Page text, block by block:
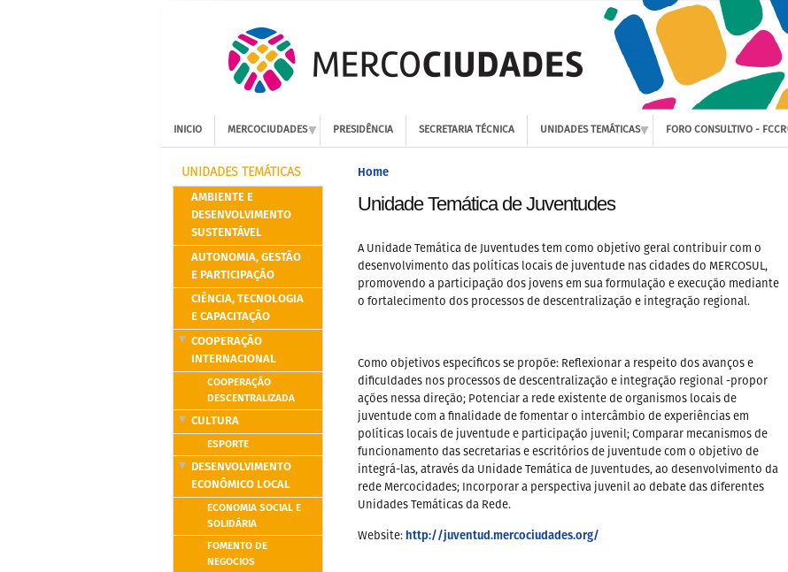
INICIO MERCOCIUDADES PRESIDÊNCIA SECRETARIA TÉCNICA UNIDADES TEMÁTICAS FORO CONSULTIVO - FCCR
UNIDADES TEMÁTICAS
AMBIENTE E
DESENVOLVIMENTO
SUSTENTÁVEL
AUTONOMIA, GESTÃO
E PARTICIPAÇÃO
CIÊNCIA, TECNOLOGIA
E CAPACITAÇÃO
COOPERAÇÃO
INTERNACIONAL
COOPERAÇÃO
DESCENTRALIZADA
CULTURA
ESPORTE
DESENVOLVIMENTO
ECONÔMICO LOCAL
ECONOMIA SOCIAL E
SOLIDÁRIA
FOMENTO DE
NEGOCIOS
Home
Unidade Temática de Juventudes
A Unidade Temática de Juventudes tem como objetivo geral contribuir com o
desenvolvimento das políticas locais de juventude nas cidades do MERCOSUL,
promovendo a participação dos jovens em sua formulação e execução mediante
o fortalecimento dos processos de descentralização e integração regional.
Como objetivos específicos se propõe: Reflexionar a respeito dos avanços e
dificuldades nos processos de descentralização e integração regional -propor
ações nessa direção; Potenciar a rede existente de organismos locais de
juventude com a finalidade de fomentar o intercâmbio de experiências em
políticas locais de juventude e participação juvenil; Comparar mecanismos de
funcionamento das secretarias e escritórios de juventude com o objetivo de
integrá-las, através da Unidade Temática de Juventudes, ao desenvolvimento da
rede Mercocidades; Incorporar a perspectiva juvenil ao debate das diferentes
Unidades Temáticas da Rede.
Website: http://juventud.mercociudades.org/